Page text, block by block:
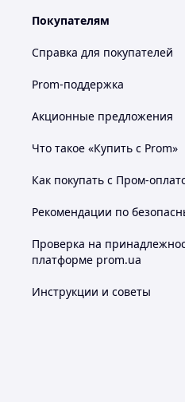
Покупателям
Справка для покупателей
Prom-поддержка
Акционные предложения
Что такое «Купить с Prom»
Как покупать с Пром-
Рекомендации по
Проверка на
платформе prom.ua
Инструкции и советы